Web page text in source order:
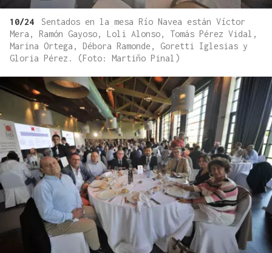
10/24
Sentados en la mesa Río Navea están Víctor
Mera, Ramón Gayoso, Loli Alonso, Tomás Pérez Vidal,
Marina Ortega, Débora Ramonde, Goretti Iglesias y
Gloria Pérez. (Foto: Martiño Pinal)